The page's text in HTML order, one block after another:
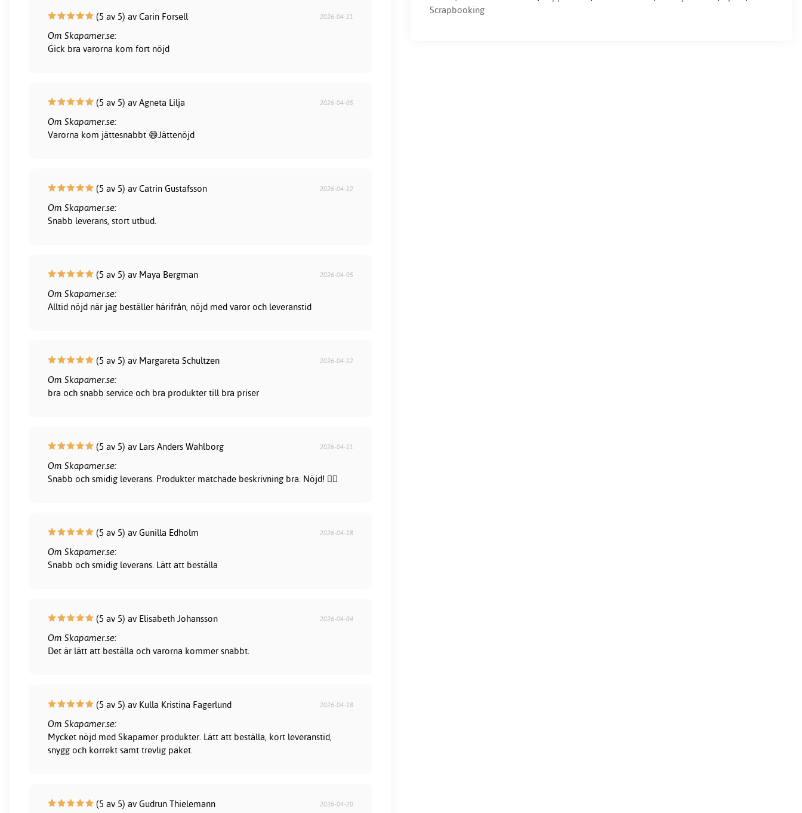
Scrapbooking
(5 av 5) av Carin Forsell 2026-04-11
Om Skapamer.se:
Gick bra varorna kom fort nöjd
(5 av 5) av Agneta Lilja 2026-04-05
Om Skapamer.se:
Varorna kom jättesnabbt 😄Jättenöjd
(5 av 5) av Catrin Gustafsson 2026-04-12
Om Skapamer.se:
Snabb leverans, stort utbud.
(5 av 5) av Maya Bergman 2026-04-05
Om Skapamer.se:
Alltid nöjd när jag beställer härifrån, nöjd med varor och leveranstid
(5 av 5) av Margareta Schultzen 2026-04-12
Om Skapamer.se:
bra och snabb service och bra produkter till bra priser
(5 av 5) av Lars Anders Wahlborg 2026-04-11
Om Skapamer.se:
Snabb och smidig leverans. Produkter matchade beskrivning bra. Nöjd! 👍🏻
(5 av 5) av Gunilla Edholm 2026-04-18
Om Skapamer.se:
Snabb och smidig leverans. Lätt att beställa
(5 av 5) av Elisabeth Johansson 2026-04-04
Om Skapamer.se:
Det är lätt att beställa och varorna kommer snabbt.
(5 av 5) av Kulla Kristina Fagerlund 2026-04-18
Om Skapamer.se:
Mycket nöjd med Skapamer produkter. Lätt att beställa, kort leveranstid,
snygg och korrekt samt trevlig paket.
(5 av 5) av Gudrun Thielemann 2026-04-20